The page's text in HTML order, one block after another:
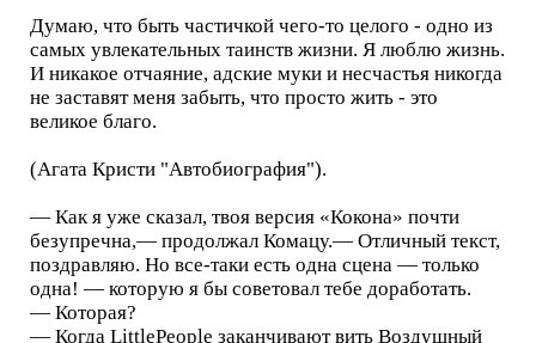
Думаю, что быть частичкой чего-то целого - одно из
самых увлекательных таинств жизни. Я люблю жизнь.
И никакое отчаяние, адские муки и несчастья никогда
не заставят меня забыть, что просто жить - это
великое благо.
(Агата Кристи "Автобиография").
— Как я уже сказал, твоя версия «Кокона» почти
безупречна,— продолжал Комацу.— Отличный текст,
поздравляю. Но все-таки есть одна сцена — только
одна! — которую я бы советовал тебе доработать.
— Которая?
— Когда LittlePeople заканчивают вить Воздушный